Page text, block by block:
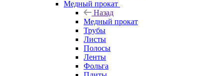
Медный прокат
Назад
Медный прокат
Трубы
Листы
Полосы
Ленты
Фольга